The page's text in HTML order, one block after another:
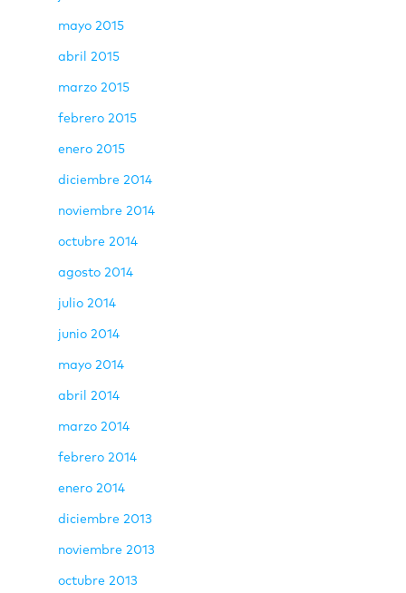
mayo 2015
abril 2015
marzo 2015
febrero 2015
enero 2015
diciembre 2014
noviembre 2014
octubre 2014
agosto 2014
julio 2014
junio 2014
mayo 2014
abril 2014
marzo 2014
febrero 2014
enero 2014
diciembre 2013
noviembre 2013
octubre 2013